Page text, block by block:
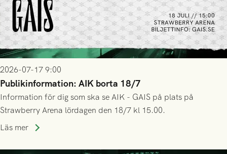
2026-07-17 9:00
Publikinformation: AIK borta 18/7
Information för dig som ska se AIK - GAIS på plats på
Strawberry Arena lördagen den 18/7 kl 15.00.
Läs mer